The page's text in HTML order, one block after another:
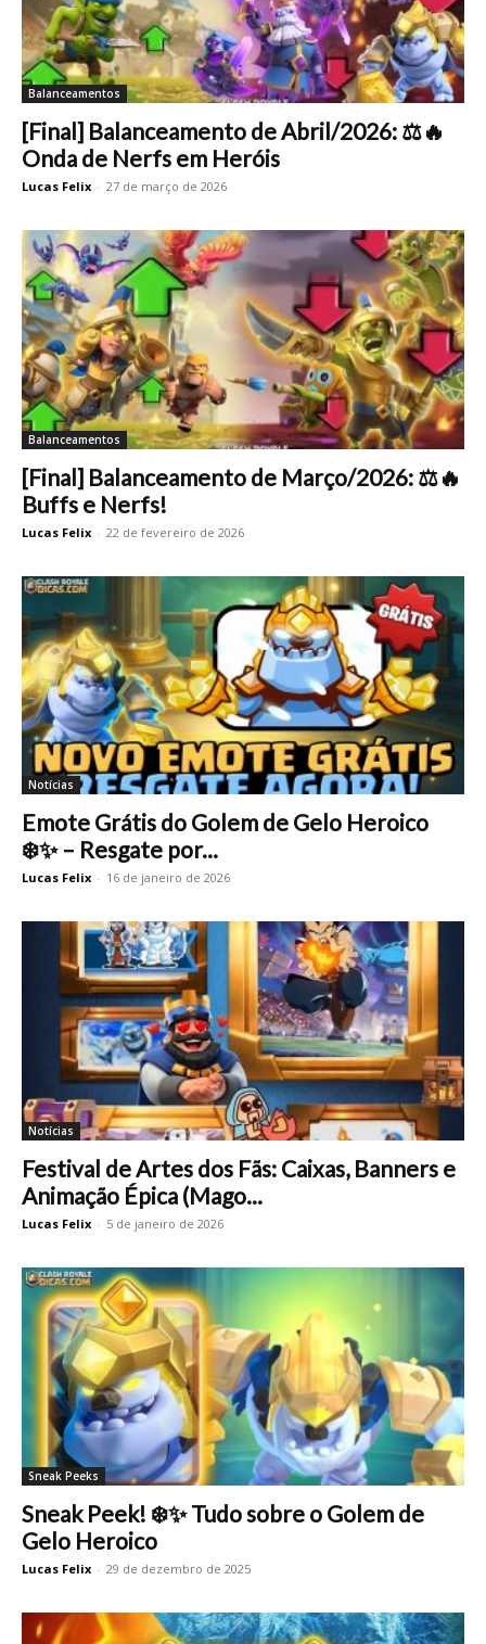
Balanceamentos
[Final] Balanceamento de Abril/2026: ⚖️🔥
Onda de Nerfs em Heróis
Lucas Felix - 27 de março de 2026
Balanceamentos
[Final] Balanceamento de Março/2026: ⚖️🔥
Buffs e Nerfs!
Lucas Felix - 22 de fevereiro de 2026
Notícias
Emote Grátis do Golem de Gelo Heroico
❄️✨ – Resgate por...
Lucas Felix - 16 de janeiro de 2026
Notícias
Festival de Artes dos Fãs: Caixas, Banners e
Animação Épica (Mago...
Lucas Felix - 5 de janeiro de 2026
Sneak Peeks
Sneak Peek! ❄️✨ Tudo sobre o Golem de
Gelo Heroico
Lucas Felix - 29 de dezembro de 2025